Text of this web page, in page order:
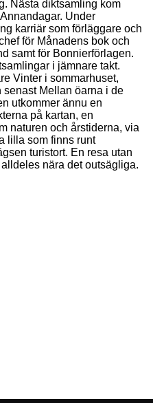
Nästa diktsamling kom
Under
karriär som förläggare och
för Månadens bok och
samt för Bonnierförlagen.
i jämnare takt.
Vinter i sommarhuset,
Mellan öarna i de
utkommer ännu en
på kartan, en
naturen och årstiderna, via
lilla som finns runt
turistort. En resa utan
nära det outsägliga.